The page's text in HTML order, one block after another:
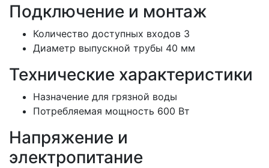
Подключение и монтаж
Количество доступных входов 3
Диаметр выпускной трубы 40 мм
Технические характеристики
Назначение для грязной воды
Потребляемая мощность 600 Вт
Напряжение и
электропитание